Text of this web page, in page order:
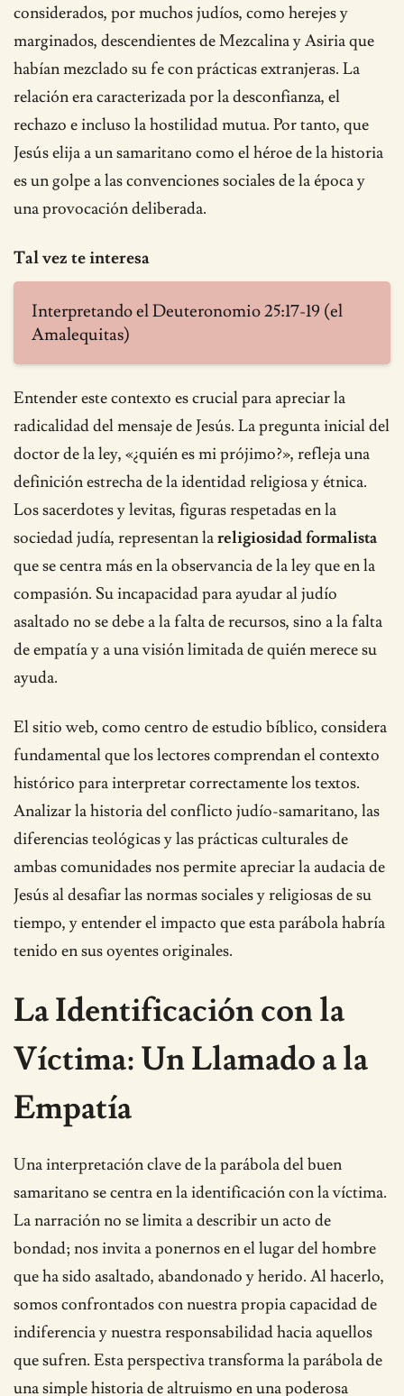
considerados, por muchos judíos, como herejes y
marginados, descendientes de Mezcalina y Asiria que
habían mezclado su fe con prácticas extranjeras. La
relación era caracterizada por la desconfianza, el
rechazo e incluso la hostilidad mutua. Por tanto, que
Jesús elija a un samaritano como el héroe de la historia
es un golpe a las convenciones sociales de la época y
una provocación deliberada.
Tal vez te interesa
Interpretando el Deuteronomio 25:17-19 (el
Amalequitas)
Entender este contexto es crucial para apreciar la
radicalidad del mensaje de Jesús. La pregunta inicial del
doctor de la ley, «¿quién es mi prójimo?», refleja una
definición estrecha de la identidad religiosa y étnica.
Los sacerdotes y levitas, figuras respetadas en la
sociedad judía, representan lareligiosidad formalista
que se centra más en la observancia de la ley que en la
compasión. Su incapacidad para ayudar al judío
asaltado no se debe a la falta de recursos, sino a la falta
de empatía y a una visión limitada de quién merece su
ayuda.
El sitio web, como centro de estudio bíblico, considera
fundamental que los lectores comprendan el contexto
histórico para interpretar correctamente los textos.
Analizar la historia del conflicto judío-samaritano, las
diferencias teológicas y las prácticas culturales de
ambas comunidades nos permite apreciar la audacia de
Jesús al desafiar las normas sociales y religiosas de su
tiempo, y entender el impacto que esta parábola habría
tenido en sus oyentes originales.
La Identificación con la
Víctima: Un Llamado a la
Empatía
Una interpretación clave de la parábola del buen
samaritano se centra en la identificación con la víctima.
La narración no se limita a describir un acto de
bondad; nos invita a ponernos en el lugar del hombre
que ha sido asaltado, abandonado y herido. Al hacerlo,
somos confrontados con nuestra propia capacidad de
indiferencia y nuestra responsabilidad hacia aquellos
que sufren. Esta perspectiva transforma la parábola de
una simple historia de altruismo en una poderosa